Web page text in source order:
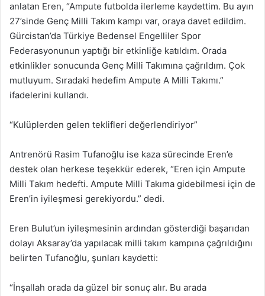
anlatan Eren, “Ampute futbolda ilerleme kaydettim. Bu ayın
27’sinde Genç Milli Takım kampı var, oraya davet edildim.
Gürcistan’da Türkiye Bedensel Engelliler Spor
Federasyonunun yaptığı bir etkinliğe katıldım. Orada
etkinlikler sonucunda Genç Milli Takımına çağrıldım. Çok
mutluyum. Sıradaki hedefim Ampute A Milli Takımı.”
ifadelerini kullandı.
“Kulüplerden gelen teklifleri değerlendiriyor”
Antrenörü Rasim Tufanoğlu ise kaza sürecinde Eren’e
destek olan herkese teşekkür ederek, “Eren için Ampute
Milli Takım hedefti. Ampute Milli Takıma gidebilmesi için de
Eren’in iyileşmesi gerekiyordu.” dedi.
Eren Bulut’un iyileşmesinin ardından gösterdiği başarıdan
dolayı Aksaray’da yapılacak milli takım kampına çağrıldığını
belirten Tufanoğlu, şunları kaydetti:
“İnşallah orada da güzel bir sonuç alır. Bu arada